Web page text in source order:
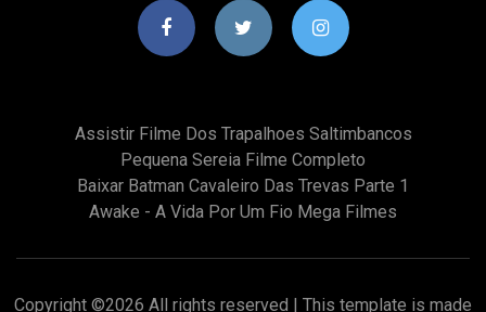
Assistir Filme Dos Trapalhoes Saltimbancos
Pequena Sereia Filme Completo
Baixar Batman Cavaleiro Das Trevas Parte 1
Awake - A Vida Por Um Fio Mega Filmes
Copyright ©2026 All rights reserved | This template is made